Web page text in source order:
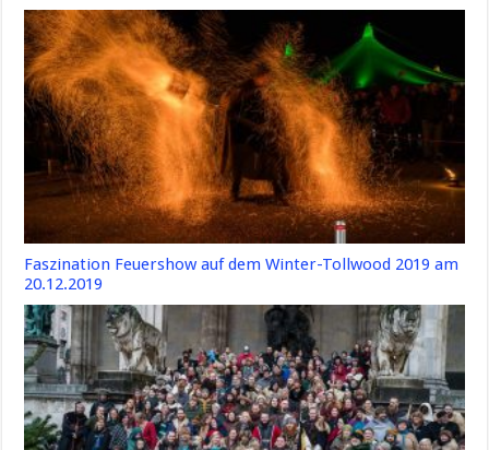
Faszination Feuershow auf dem Winter-Tollwood 2019 am
20.12.2019